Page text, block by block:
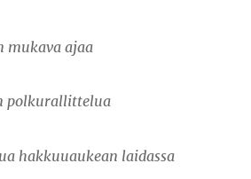
mukava ajaa
polkurallittelua
hakkuuaukean laidassa